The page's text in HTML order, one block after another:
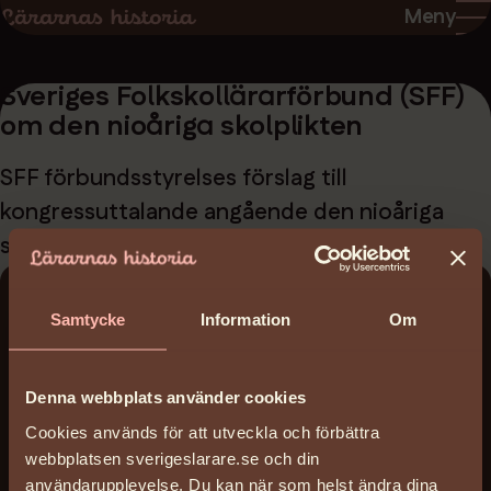
Samtycke Information Om
Denna webbplats använder cookies
Cookies används för att utveckla och förbättra
webbplatsen sverigeslarare.se och din
användarupplevelse. Du kan när som helst ändra dina
Hoppa
innehåll
Hoppa
huvudnavigering
Meny
Sveriges Folkskollärarförbund (SFF)
om den nioåriga skolplikten
SFF förbundsstyrelses förslag till
kongressuttalande angående den nioåriga
skolplikten.
nioariga-skolplikten_sffok_1948.pdf
Datum:
1947-12-31 - 1948-12-30